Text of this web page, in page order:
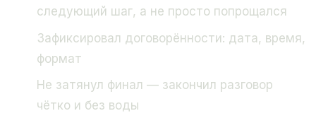
следующий шаг, а не просто попрощался
Зафиксировал договорённости: дата, время,
формат
Не затянул финал — закончил разговор
чётко и без воды